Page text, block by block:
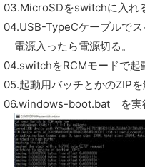
03.MicroSDをswitchに入れ
04.USB-TypeCケーブルで
電源入ったら電源切る。
04.switchをRCMモードで起
05.起動用バッチとかのZIPを
06.windows-boot.bat を実